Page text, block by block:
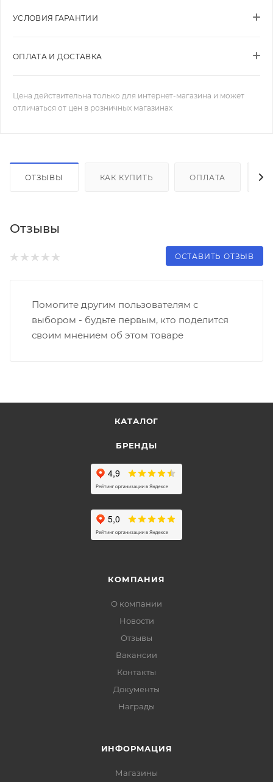
УСЛОВИЯ ГАРАНТИИ
ОПЛАТА И ДОСТАВКА
Цена действительна только для интернет-магазина и может
отличаться от цен в розничных магазинах
ОТЗЫВЫ КАК КУПИТЬ ОПЛАТА
Отзывы
ОСТАВИТЬ ОТЗЫВ
Помогите другим пользователям с
выбором - будьте первым, кто поделится
своим мнением об этом товаре
КАТАЛОГ
БРЕНДЫ
КОМПАНИЯ
О компании
Новости
Отзывы
Вакансии
Контакты
Документы
Награды
ИНФОРМАЦИЯ
Магазины